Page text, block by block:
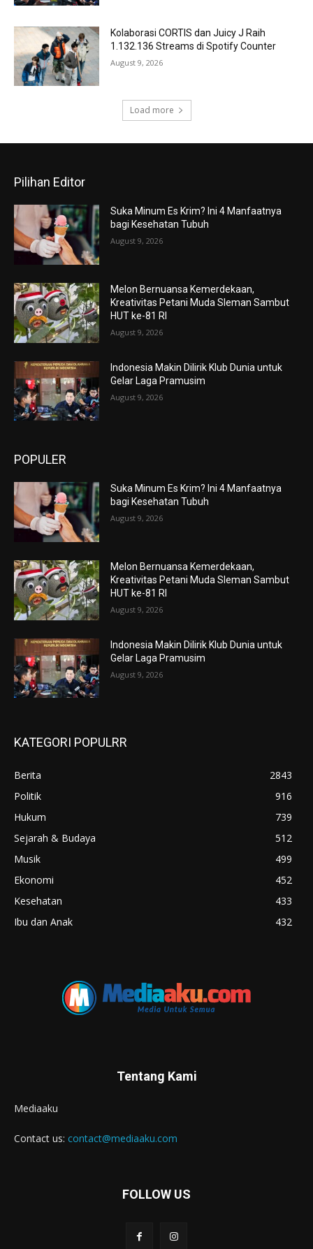
Kolaborasi CORTIS dan Juicy J Raih
1.132.136 Streams di Spotify Counter
August 9, 2026
Load more
Pilihan Editor
Suka Minum Es Krim? Ini 4 Manfaatnya
bagi Kesehatan Tubuh
August 9, 2026
Melon Bernuansa Kemerdekaan,
Kreativitas Petani Muda Sleman Sambut
HUT ke-81 RI
August 9, 2026
Indonesia Makin Dilirik Klub Dunia untuk
Gelar Laga Pramusim
August 9, 2026
POPULER
Suka Minum Es Krim? Ini 4 Manfaatnya
bagi Kesehatan Tubuh
August 9, 2026
Melon Bernuansa Kemerdekaan,
Kreativitas Petani Muda Sleman Sambut
HUT ke-81 RI
August 9, 2026
Indonesia Makin Dilirik Klub Dunia untuk
Gelar Laga Pramusim
August 9, 2026
KATEGORI POPULRR
Berita
2843
Politik
916
Hukum
739
Sejarah & Budaya
512
Musik
499
Ekonomi
452
Kesehatan
433
Ibu dan Anak
432
Tentang Kami
Mediaaku
Contact us: contact@mediaaku.com
FOLLOW US